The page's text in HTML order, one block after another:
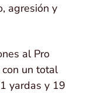
agresión y
al Pro
un total
yardas y 19